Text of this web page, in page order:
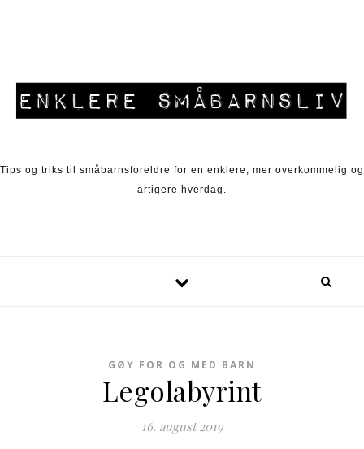
Tips og triks til småbarnsforeldre for en enklere, mer overkommelig og
artigere hverdag.
GØY FOR OG MED BARN
Legolabyrint
16. august 2019